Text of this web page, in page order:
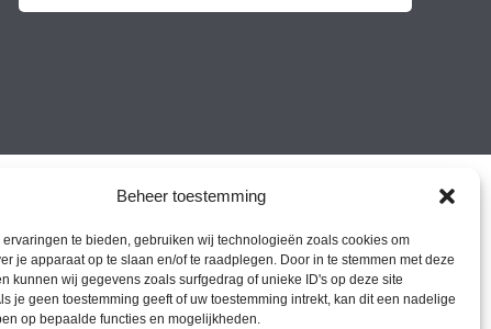
Beheer toestemming
ervaringen te bieden, gebruiken wij technologieën zoals cookies om
je apparaat op te slaan en/of te raadplegen. Door in te stemmen met deze
kunnen wij gegevens zoals surfgedrag of unieke ID's op deze site
je geen toestemming geeft of uw toestemming intrekt, kan dit een nadelige
op bepaalde functies en mogelijkheden.